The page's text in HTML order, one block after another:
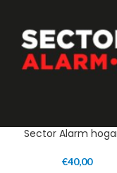
Sector Alarm
€40,00